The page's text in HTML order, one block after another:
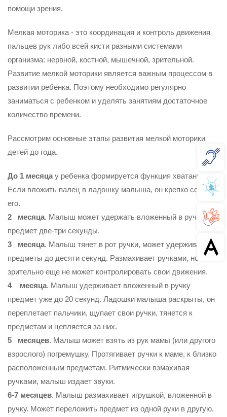
помощи зрения.
Мелкая моторика - это координация и контроль движения
пальцев рук либо всей кисти разными системами
организма: нервной, костной, мышечной, зритель­ной.
Развитие мелкой моторики является важным процессом в
развитии ребенка. Поэтому необходимо регулярно
заниматься с ребенком и уделять занятиям доста­точное
количество времени.
Рассмотрим основные этапы развития мелкой моторики
детей до года.
До 1 месяца у ребенка формируется функция хватания
Если вложить палец в ладошку малыша, он крепко сожмет
его.
2 месяца. Малыш может удержать вложенный в ручку
предмет две-три се­кунды.
3 месяца. Малыш тянет в рот ручки, может удерживать
предметы до десяти секунд. Размахивает ручками, но
зрительно еще не может контролировать свои движения.
4 месяца. Малыш удерживает вложенный в ручку
предмет уже до 20 секунд. Ладошки малыша раскрыты, он
переплетает пальчики, щупает свои ручки, тянется к
предметам и цепляется за них.
5 месяцев. Малыш может взять из рук мамы (или другого
взрослого) погре­мушку. Протягивает ручки к маме, к близко
расположенным предметам. Ритмически взмахивая
ручками, малыш издает звуки.
6-7 месяцев. Малыш размахивает игрушкой, вложенной в
ручку. Может пе­реложить предмет из одной руки в другую.